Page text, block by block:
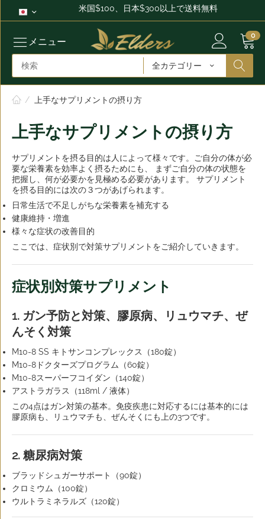
米国$100、日本$300以上で送料無料
全カテゴリー
0
メニュー
/ 上手なサプリメントの摂り方
上手なサプリメントの摂り方
サプリメントを摂る目的は人によって様々です。ご自分の体が必
要な栄養素を効率よく摂るためにも、 まずご自分の体の状態を
把握し、何が必要かを見極める必要があります。 サプリメント
を摂る目的には次の３つがあげられます。
日常生活で不足しがちな栄養素を補充する
健康維持・増進
様々な症状の改善目的
ここでは、症状別で対策サプリメントをご紹介していきます。
症状別対策サプリメント
1. ガン予防と対策、膠原病、リュウマチ、ぜ
んそく対策
M10-8 SS キトサンコンプレックス（180錠）
M10-8ドクターズプログラム（60錠）
M10-8スーパーフコイダン（140錠）
アストラガラス（118ml / 液体）
この4点はガン対策の基本。免疫疾患に対応するには基本的には
膠原病も、リュウマチも、ぜんそくにも上の3つです。
2. 糖尿病対策
ブラッドシュガーサポート（90錠）
クロミウム（100錠）
ウルトラミネラルズ（120錠）